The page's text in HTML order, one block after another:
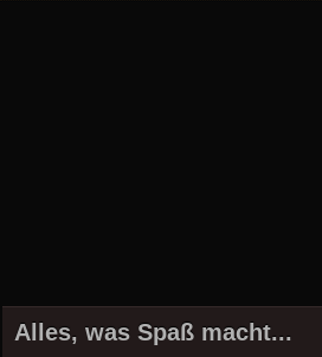
Alles, was Spaß macht...